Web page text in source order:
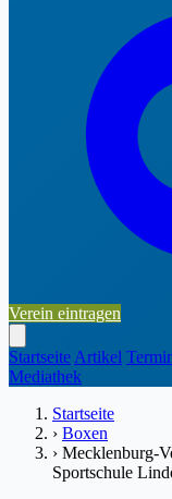
Verein eintragen
Startseite Artikel
Mediathek
Startseite
› Boxen
› Mecklenburg-
Sportschule